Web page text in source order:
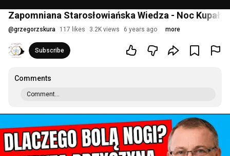
Zapomniana Starosłowiańska Wiedza - Noc
@grzegorzskura 117 likes 3.2K views 6 years ago more
Subscribe
Comments
Comment...